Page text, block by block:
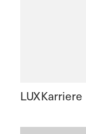
LUXKarriere